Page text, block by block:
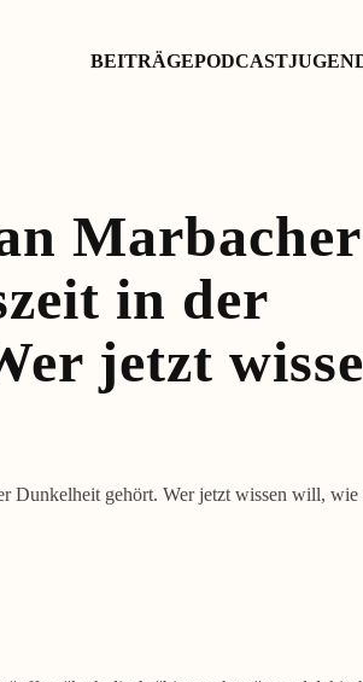
BEITRÄGEPODCAST
in der
jetzt
Dunkelheit gehört. Wer jetzt wissen will, wie